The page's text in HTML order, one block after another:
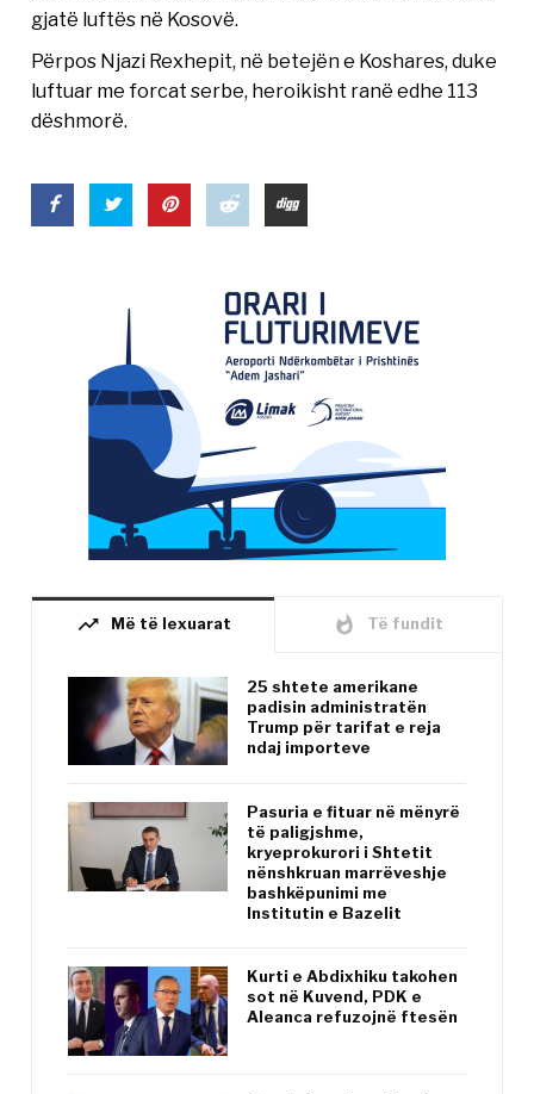
gjatë luftës në Kosovë.
Përpos Njazi Rexhepit, në betejën e Koshares, duke
luftuar me forcat serbe, heroikisht ranë edhe 113
dëshmorë.
trending_up Më të lexuarat whatshot Të fundit
25 shtete amerikane
padisin administratën
Trump për tarifat e reja
ndaj importeve
Pasuria e fituar në mënyrë
të paligjshme,
kryeprokurori i Shtetit
nënshkruan marrëveshje
bashkëpunimi me
Institutin e Bazelit
Kurti e Abdixhiku takohen
sot në Kuvend, PDK e
Aleanca refuzojnë ftesën